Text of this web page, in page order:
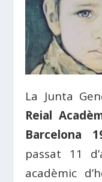
La Junta
Reial
Barcelona
passat 11
acadèmic